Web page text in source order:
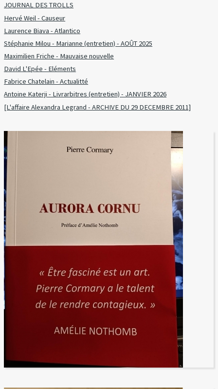
JOURNAL DES TROLLS
Hervé Weil - Causeur
Laurence Biava - Atlantico
Stéphanie Milou - Marianne (entretien) - AOÛT 2025
Maximilien Friche - Mauvaise nouvelle
David L'Epée - Eléments
Fabrice Chatelain - Actualitté
Antoine Katerji - Livrarbitres (entretien) - JANVIER 2026
[L'affaire Alexandra Legrand - ARCHIVE DU 29 DECEMBRE 2011]